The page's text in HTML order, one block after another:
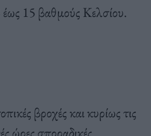
15 βαθμούς Κελσίου.
βροχές και κυρίως τις
ώρες σποραδικές